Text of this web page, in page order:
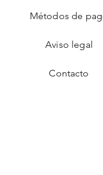
Métodos de
Aviso legal
Contacto